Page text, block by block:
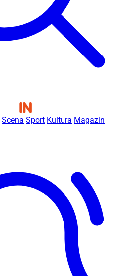
Scena Sport Kultura Magazin